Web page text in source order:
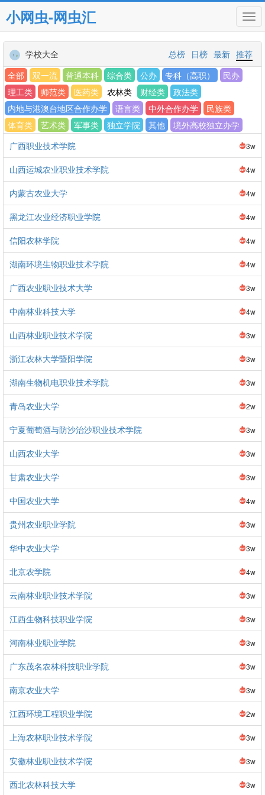
小网虫-网虫汇
学校大全 推荐
最新
日榜
总榜
全部
双一流 普通本科 综合类 公办 专科（高职）
民办
理工类
师范类 医药类 农林类 财经类
政法类
内地与港澳台地区合作办学
语言类 中外合作办学
民族类
体育类
艺术类 军事类 独立学院 其他
境外高校独立办学
广西职业技术学院
3w
山西运城农业职业技术学院 4w
内蒙古农业大学 4w
黑龙江农业经济职业学院 4w
信阳农林学院 4w
湖南环境生物职业技术学院 4w
广西农业职业技术大学 3w
中南林业科技大学 4w
山西林业职业技术学院 3w
浙江农林大学暨阳学院 3w
湖南生物机电职业技术学院 3w
青岛农业大学 2w
宁夏葡萄酒与防沙治沙职业技术学院 3w
山西农业大学 3w
甘肃农业大学 3w
中国农业大学 4w
贵州农业职业学院 3w
华中农业大学 3w
北京农学院 4w
云南林业职业技术学院 3w
江西生物科技职业学院 3w
河南林业职业学院 3w
广东茂名农林科技职业学院 3w
南京农业大学 3w
江西环境工程职业学院 2w
上海农林职业技术学院 3w
安徽林业职业技术学院 3w
西北农林科技大学 3w